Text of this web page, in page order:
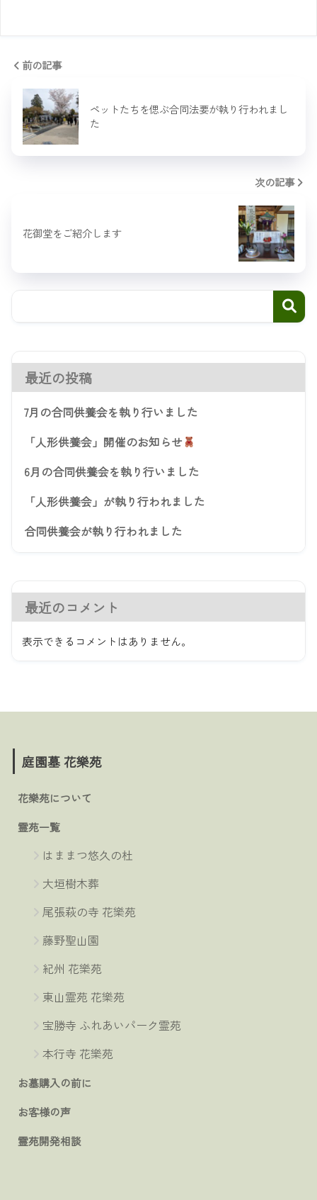
前の記事
ペットたちを偲ぶ合同法要が執り行われまし
た
次の記事
花御堂をご紹介します
最近の投稿
7月の合同供養会を執り行いました
「人形供養会」開催のお知らせ
6月の合同供養会を執り行いました
「人形供養会」が執り行われました
合同供養会が執り行われました
最近のコメント
表示できるコメントはありません。
庭園墓 花樂苑
花樂苑について
霊苑一覧
はままつ悠久の杜
大垣樹木葬
尾張萩の寺 花樂苑
藤野聖山園
紀州 花樂苑
東山霊苑 花樂苑
宝勝寺 ふれあいパーク霊苑
本行寺 花樂苑
お墓購入の前に
お客様の声
霊苑開発相談